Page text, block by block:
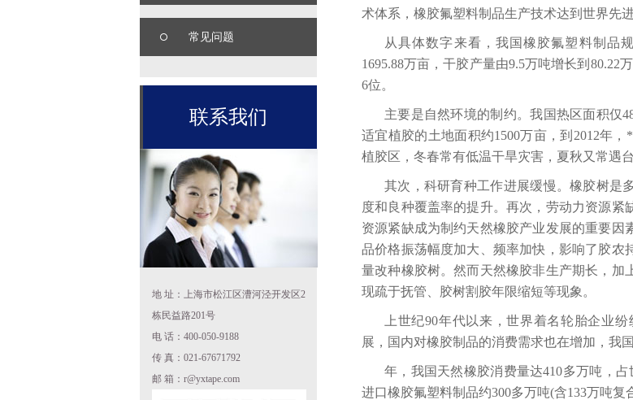
常见问题
联系我们
地 址：上海市松江区漕河泾开发区2
栋民益路201号
电 话：400-050-9188
传 真：021-67671792
邮 箱：r@yxtape.com
术体系， 橡胶氟塑料制品生产技术达到世界先进
从具体数字来看，我国橡胶氟塑料制品
1695.88万亩，干胶产量由9.5万吨增长到
6位。
主要是自然环境的制约。我国热区面积仅
适宜植胶的土地面积约1500万亩，到2012年
植胶区，冬春常有低温干旱灾害，夏秋又常遇
其次，科研育种工作进展缓慢。橡胶树是
度和良种覆盖率的提升。再次，劳动力资源紧
资源紧缺成为制约天然橡胶产业发展的重要因
品价格振荡幅度加大、频率加快，影响了胶农
量改种橡胶树。然而天然橡胶非生产期长，加
现疏于抚管、胶树割胶年限缩短等现象。
上世纪90年代以来，世界着名轮胎企业
展，国内对橡胶制品的消费需求也在增加，我
年，我国天然橡胶消费量达410多万吨，
进口橡胶氟塑料制品约300多万吨(含133万吨复